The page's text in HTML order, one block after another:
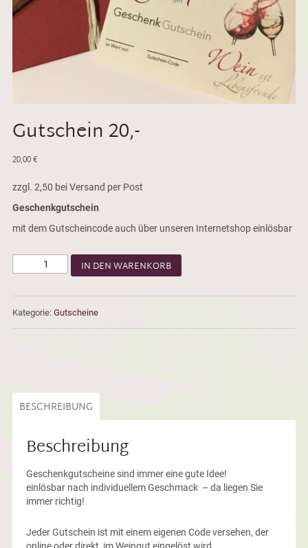
Gutschein 20,-
20,00€
zzgl. 2,50 bei Versand per Post
Geschenkgutschein
mit dem Gutscheincode auch über unseren Internetshop einlösbar
IN DEN WARENKORB
Kategorie: Gutscheine
BESCHREIBUNG
Beschreibung
Geschenkgutscheine sind immer eine gute Idee!
einlösbar nach individuellem Geschmack – da liegen Sie
immer richtig!
Jeder Gutschein ist mit einem eigenen Code versehen, der